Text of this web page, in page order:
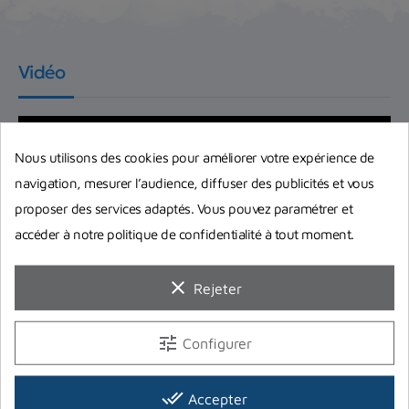
Vidéo
Nous utilisons des cookies pour améliorer votre expérience de
navigation, mesurer l’audience, diffuser des publicités et vous
proposer des services adaptés. Vous pouvez paramétrer et
accéder à notre politique de confidentialité à tout moment.
clear Rejeter
tune Configurer
done_all Accepter